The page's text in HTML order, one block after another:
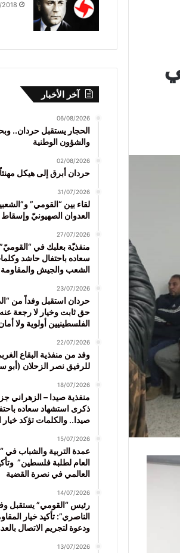
آخر الأخبار
06/08/2026
الحجار يستقبل حردان..
والشؤون الوطنية
02/08/2026
حردان أبرق إلى هيكل
31/07/2026
لقاء بين “القومي”
العدوان الصهيونيّ
27/07/2026
منفذيّة بعلبك في
سعاده باحتفال حاشد
الشعب والجيش والمقاومة
23/07/2026
حردان استقبل وفداً من
حق ثابت وخيار لا رجعة
الفلسطينيين أولوية ولا
22/07/2026
وفد من منفذية البقاع
للرفيق نصر الزحلان (أبو
18/07/2026
منفذية صيدا – الزهراني
ذكرى استشهاد سعاده
صيدا.. والكلمات تؤكد خيار
15/07/2026
عمدة التربية والشباب في
العام لطلبة فلسطين”
العالمي في نصرة القضية
14/07/2026
رئيس “القومي” يستقبل
الناصري”: تأكيد خيار
ودعوة لتجريم الاتصال
13/07/2026